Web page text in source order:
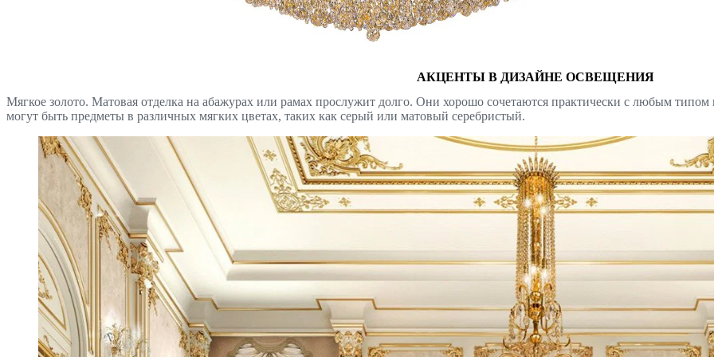
АКЦЕНТЫ В ДИЗАЙНЕ ОСВЕЩЕНИЯ
Мягкое золото. Матовая отделка на абажурах или рамах прослужит долго. Они хорошо сочетаются практически с любым типом
могут быть предметы в различных мягких цветах, таких как серый или матовый серебристый.